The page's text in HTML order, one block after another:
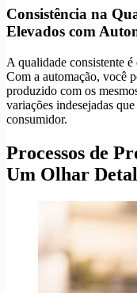
Consistência na
Elevados com
A qualidade consistente
Com a automação, você
produzido com os
variações indesejadas
consumidor.
Processos de
Um Olhar